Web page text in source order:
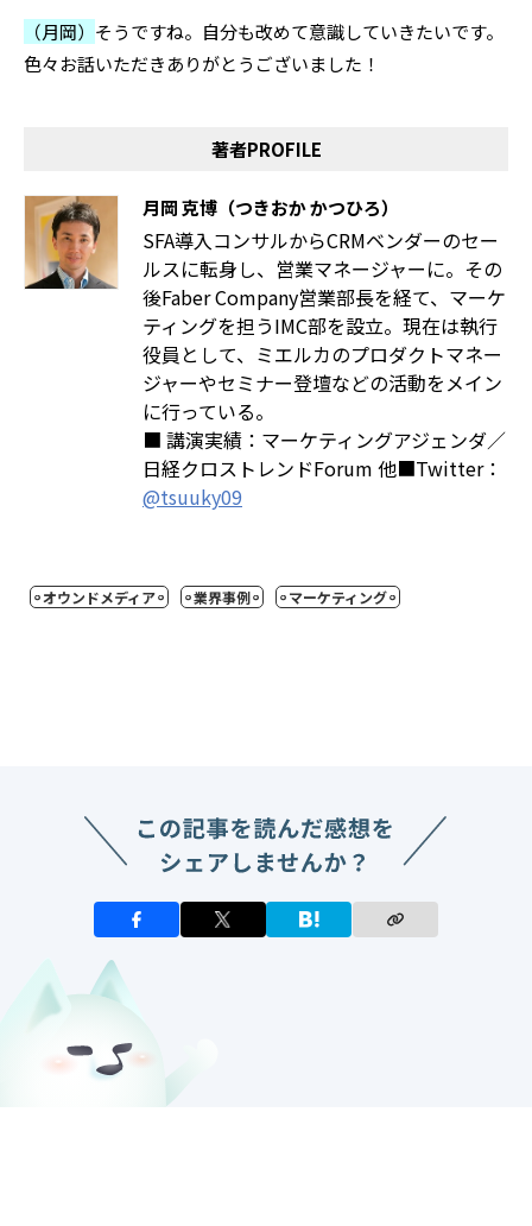
（月岡） そうですね。自分も改めて意識していきたいです。
色々お話いただきありがとうございました！
著者PROFILE
月岡 克博（つきおか かつひろ）
SFA導入コンサルからCRMベンダーのセー
ルスに転身し、営業マネージャーに。その
後Faber Company営業部長を経て、マーケ
ティングを担うIMC部を設立。現在は執行
役員として、ミエルカのプロダクトマネー
ジャーやセミナー登壇などの活動をメイン
に行っている。
■ 講演実績：マーケティングアジェンダ／
日経クロストレンドForum 他■Twitter：
@tsuuky09
オウンドメディア 業界事例 マーケティング